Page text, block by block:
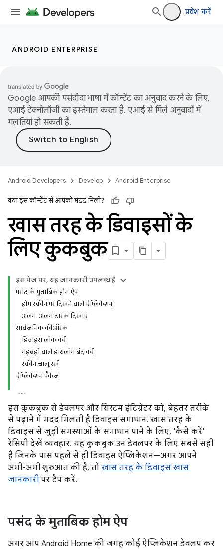
प्रवेश करें
ANDROID ENTERPRISE
Google आपकी पसंदीदा भाषा में कॉन्टेंट का अनुवाद करने के लिए,
एआई टेक्नोलॉजी का इस्तेमाल करता है. एआई से मिले अनुवादों में
गलतियां हो सकती हैं.
Android Developers Develop Android Enterprise
क्या इस कॉन्टेंट से आपको मदद मिली?
खास तरह के डिवाइसों के
लिए कुकबुक
इस पेज पर, यह जानकारी उपलब्ध है
पसंद के मुताबिक होम ऐप
होम स्क्रीन पर दिखने वाले ऐप्लिकेशन
अलग-अलग टास्क दिखाएं
सार्वजनिक कीऑस्क
डिवाइस लॉक करें
गड़बड़ी वाले डायलॉग बंद करें
स्क्रीन चालू रखें
ऐप्लिकेशन पैकेज
इस कुकबुक से डेवलपर और सिस्टम इंटिग्रेटर को, बेहतर तरीके
से पढ़ाने में मदद मिलती है डिवाइस समाधान. खास तरह के
डिवाइस से जुड़ी समस्याओं के समाधान पाने के लिए, 'कैसे करें'
रेसिपी देखें व्यवहार. यह कुकबुक उन डेवलपर के लिए सबसे सही
है जिनके पास पहले से ही डिवाइस ऐप्लिकेशन—अगर आपने
अभी-अभी शुरुआत की है, तो खास तरह के डिवाइस खास
जानकारी पर टैप करें.
पसंद के मुताबिक होम ऐप
अगर आप Android Home की जगह कोई ऐप्लिकेशन डेवलप कर